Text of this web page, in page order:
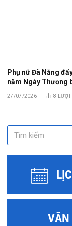
Phụ nữ Đà Nẵng
năm Ngày Thương
27/07/2026 8
VĂN